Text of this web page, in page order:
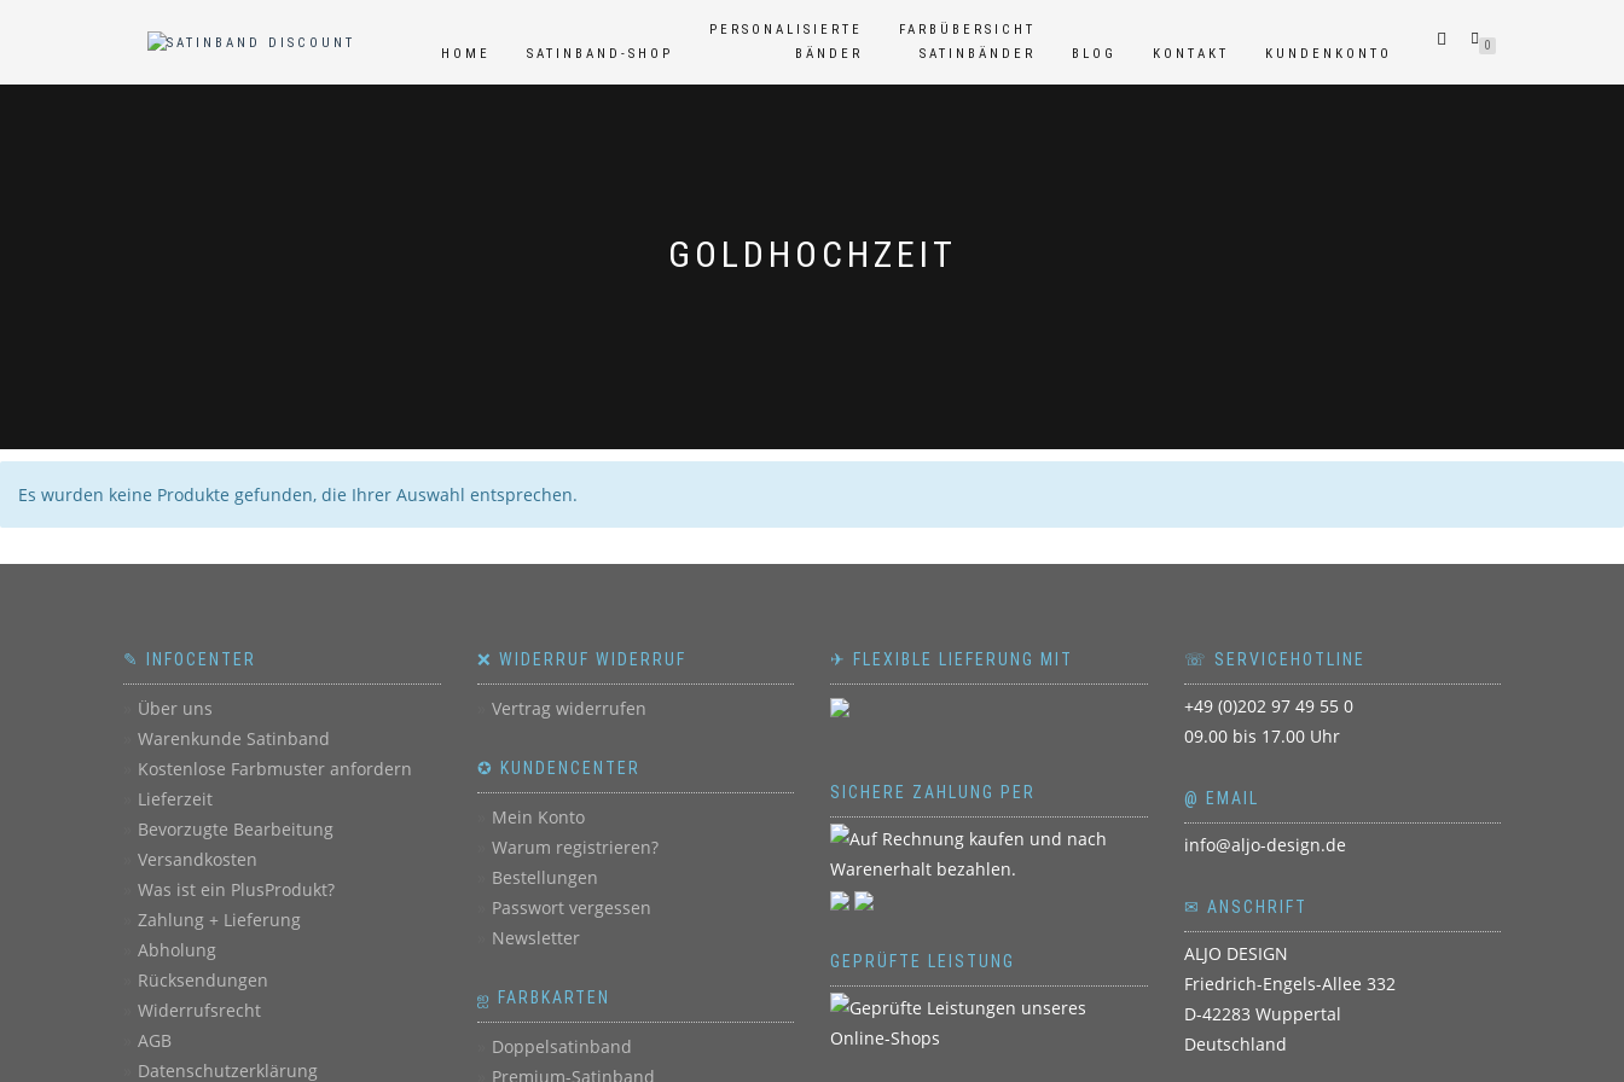
HOME SATINBAND-SHOP
PERSONALISIERTE
BÄNDER
FARBÜBERSICHT
SATINBÄNDER
BLOG KONTAKT KUNDENKONTO
0
GOLDHOCHZEIT
Es wurden keine Produkte gefunden, die Ihrer Auswahl entsprechen.
✎ INFOCENTER
Über uns
Warenkunde Satinband
Kostenlose Farbmuster anfordern
Lieferzeit
Bevorzugte Bearbeitung
Versandkosten
Was ist ein PlusProdukt?
Zahlung + Lieferung
Abholung
Rücksendungen
Widerrufsrecht
AGB
Datenschutzerklärung
❌ WIDERRUF WIDERRUF
Vertrag widerrufen
✪ KUNDENCENTER
Mein Konto
Warum registrieren?
Bestellungen
Passwort vergessen
Newsletter
ஐ FARBKARTEN
Doppelsatinband
Premium-Satinband
✈ FLEXIBLE LIEFERUNG MIT
SICHERE ZAHLUNG PER
GEPRÜFTE LEISTUNG
☏ SERVICEHOTLINE
+49 (0)202 97 49 55 0
09.00 bis 17.00 Uhr
@ EMAIL
info@aljo-design.de
✉ ANSCHRIFT
ALJO DESIGN
Friedrich-Engels-Allee 332
D-42283 Wuppertal
Deutschland